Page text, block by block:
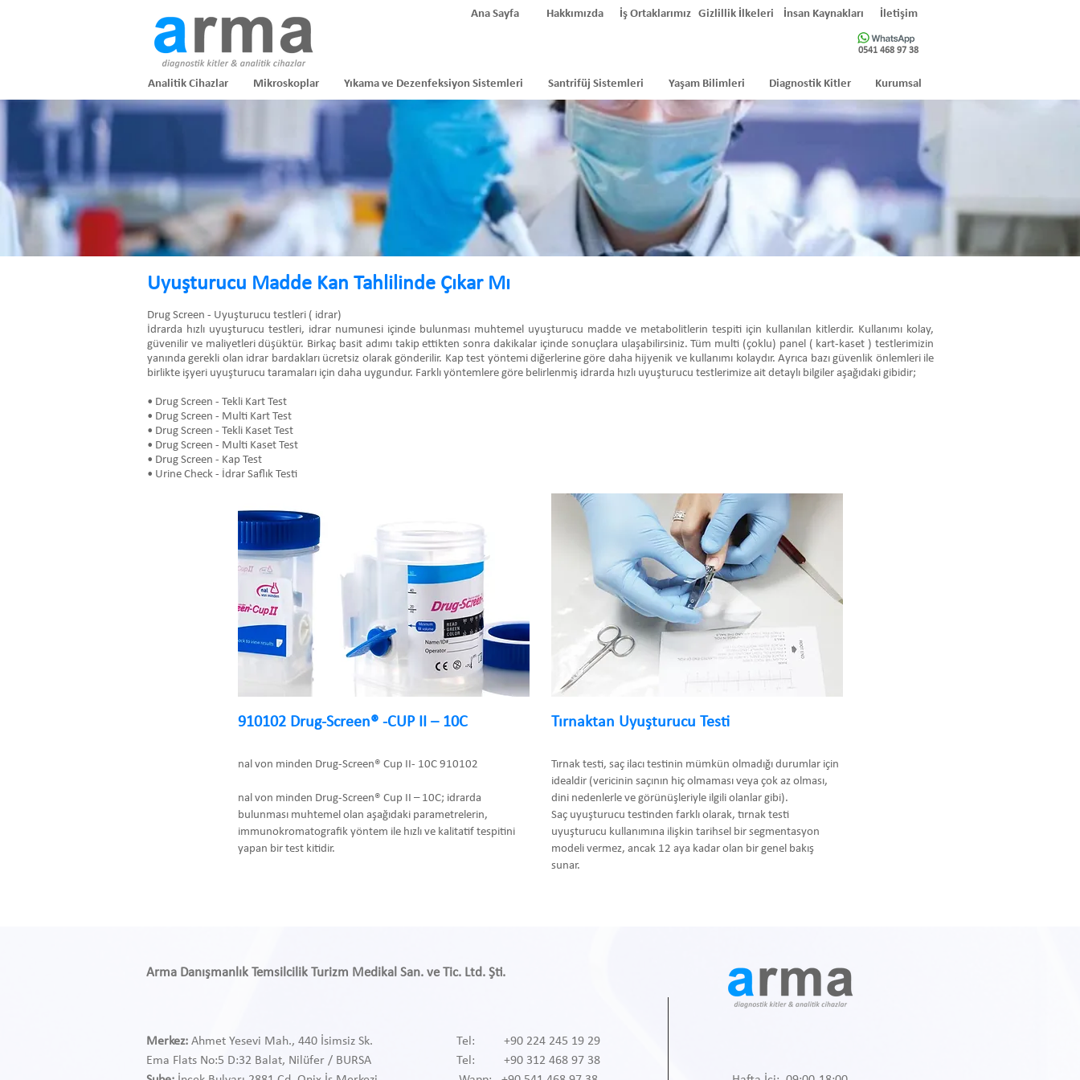
Analitik Cihazlar Mikroskoplar Yıkama ve Dezenfeksiyon Sistemleri Santrifüj Sistemleri Yaşam Bilimleri Diagnostik Kitler Kurumsal
Ana Sayfa Hakkımızda İş Ortaklarımız Gizlillik İlkeleri İnsan Kaynakları İletişim
0541 468 97 38
Uyuşturucu Madde Kan Tahlilinde Çıkar Mı
Drug Screen - Uyuşturucu testleri ( idrar)
İdrarda hızlı uyuşturucu testleri, idrar numunesi içinde bulunması muhtemel uyuşturucu madde ve metabolitlerin tespiti için kullanılan kitlerdir. Kullanımı kolay,
güvenilir ve maliyetleri düşüktür. Birkaç basit adımı takip ettikten sonra dakikalar içinde sonuçlara ulaşabilirsiniz. Tüm multi (çoklu) panel ( kart-kaset ) testlerimizin
yanında gerekli olan idrar bardakları ücretsiz olarak gönderilir. Kap test yöntemi diğerlerine göre daha hijyenik ve kullanımı kolaydır. Ayrıca bazı güvenlik önlemleri ile
birlikte işyeri uyuşturucu taramaları için daha uygundur. Farklı yöntemlere göre belirlenmiş idrarda hızlı uyuşturucu testlerimize ait detaylı bilgiler aşağıdaki gibidir;
• Drug Screen - Tekli Kart Test
• Drug Screen - Multi Kart Test
• Drug Screen - Tekli Kaset Test
• Drug Screen - Multi Kaset Test
• Drug Screen - Kap Test
• Urine Check - İdrar Saflık Testi
910102 Drug-Screen® -CUP II – 10C
nal von minden Drug-Screen® Cup II- 10C 910102
nal von minden Drug-Screen® Cup II – 10C; idrarda
bulunması muhtemel olan aşağıdaki parametrelerin,
immunokromatografik yöntem ile hızlı ve kalitatif tespitini
yapan bir test kitidir.
Tırnaktan Uyuşturucu Testi
Tırnak testi, saç ilacı testinin mümkün olmadığı durumlar için
idealdir (vericinin saçının hiç olmaması veya çok az olması,
dini nedenlerle ve görünüşleriyle ilgili olanlar gibi).
Saç uyuşturucu testinden farklı olarak, tırnak testi
uyuşturucu kullanımına ilişkin tarihsel bir segmentasyon
modeli vermez, ancak 12 aya kadar olan bir genel bakış
sunar.
Arma Danışmanlık Temsilcilik Turizm Medikal San. ve Tic. Ltd. Şti.
Merkez: Ahmet Yesevi Mah., 440 İsimsiz Sk.
Ema Flats No:5 D:32 Balat, Nilüfer / BURSA
Tel: +90 224 245 19 29
Tel: +90 312 468 97 38